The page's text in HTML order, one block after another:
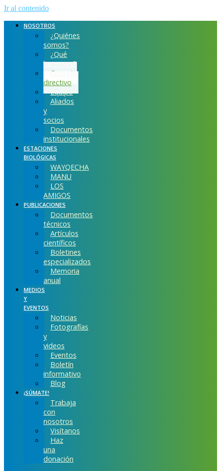
Ir al contenido
NOSOTROS
¿Quiénes
somos?
¿Qué
hacemos?
Consejo
directivo
Equipo
Aliados
y
socios
Documentos
institucionales
ESTACIONES
BIOLÓGICAS
WAYQECHA
MANU
LOS
AMIGOS
PUBLICACIONES
Documentos
técnicos
Artículos
científicos
Boletines
especializados
Memoria
anual
MEDIOS
Y
EVENTOS
Noticias
Fotografías
y
videos
Eventos
Boletín
informativo
Blog
¡SÚMATE!
Trabaja
con
nosotros
Visítanos
Haz
una
donación